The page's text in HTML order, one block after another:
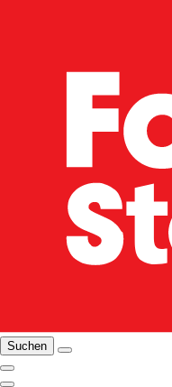
Suchen